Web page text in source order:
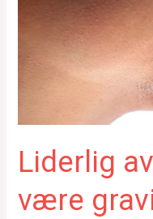
Liderlig
være